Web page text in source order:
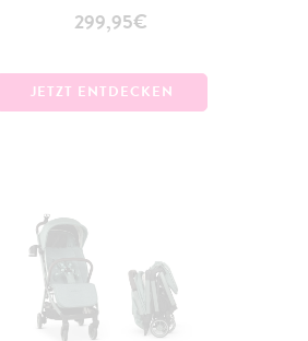
299,95€
JETZT ENTDECKEN